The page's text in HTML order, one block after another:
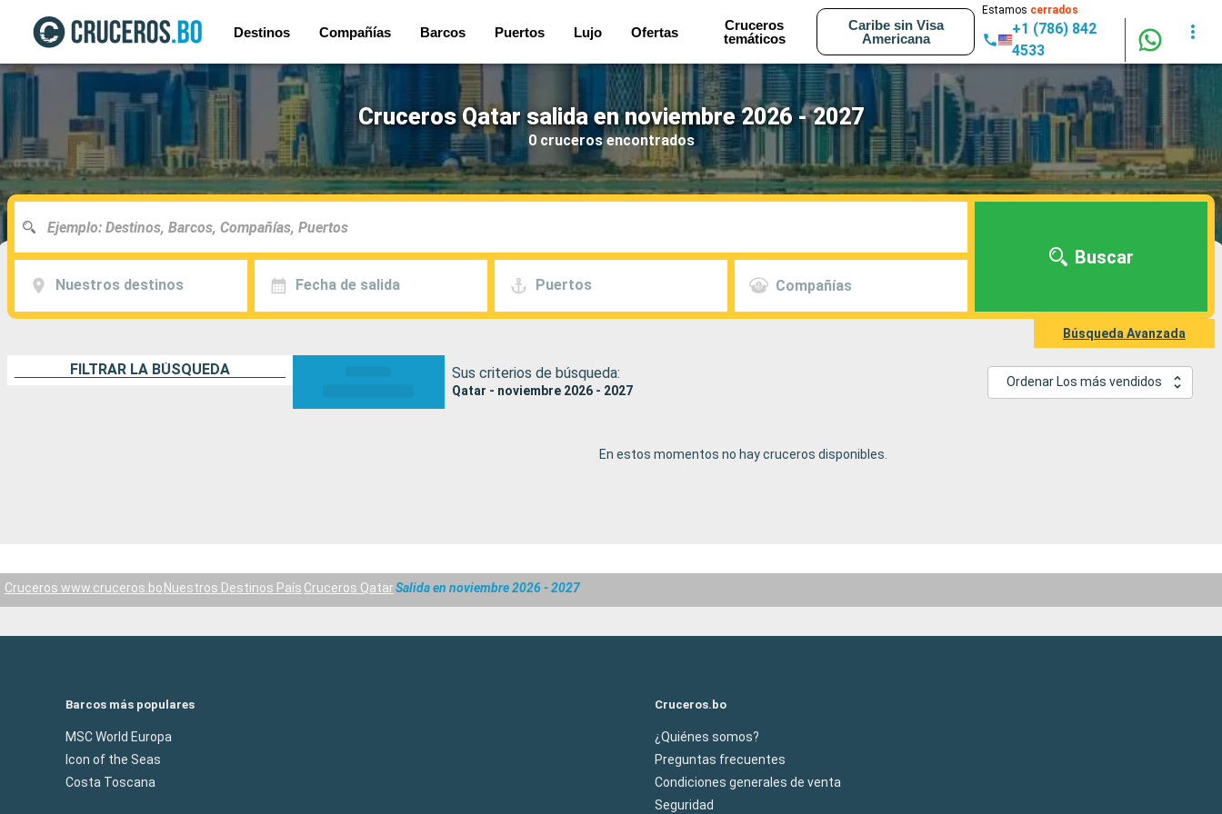
Destinos Compañías Barcos Puertos Lujo Ofertas
Cruceros
temáticos
Caribe sin Visa
Americana
Estamos cerrados
+1 (786) 842
4533
Cruceros Qatar salida en noviembre 2026 - 2027
0 cruceros encontrados
Nuestros destinos Fecha de salida Puertos Compañías
Buscar
Búsqueda Avanzada
FILTRAR LA BÚSQUEDA Sus criterios de búsqueda:
Qatar - noviembre 2026 - 2027
Ordenar Los más vendidos
En estos momentos no hay cruceros disponibles.
Cruceros www.cruceros.bo Nuestros Destinos País Cruceros QatarSalida en noviembre 2026 - 2027
Barcos más populares
MSC World Europa
Icon of the Seas
Costa Toscana
Cruceros.bo
¿Quiénes somos?
Preguntas frecuentes
Condiciones generales de venta
Seguridad